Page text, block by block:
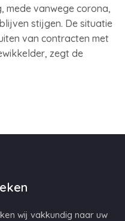
mede vanwege corona,
stijgen. De situatie
van contracten met
zegt de
wij vakkundig naar uw